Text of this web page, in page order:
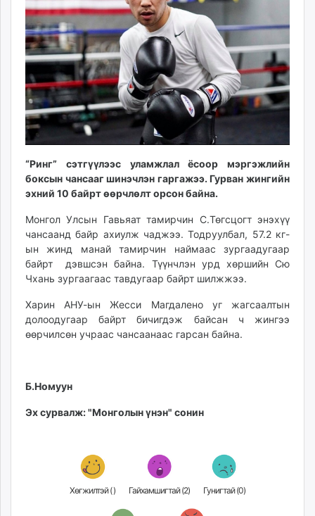
ikon.mn
mnb.mn
Livetv.mn
Eguur.mn
24tsag.mn
shuud.mn
eagle.mn
ergelt.mn
today.mn
ugluu.mn
urlag.mn
unen.mn
asu.mn
shuurhai.mn
unuudur.mn
fact.mn
tumen.mn
tvmongolia.mn
“Ринг” сэтгүүлээс уламжлал ёсоор мэргэжлийн
боксын чансааг шинэчлэн гаргажээ. Гурван жингийн
эхний 10 байрт өөрчлөлт орсон байна.
Монгол Улсын Гавьяат тамирчин С.Төгсцогт энэхүү
чансаанд байр ахиулж чаджээ. Тодруулбал, 57.2 кг-
ын жинд манай тамирчин наймаас зургаадугаар
байрт дэвшсэн байна. Түүнчлэн урд хөршийн Сю
Чхань зургаагаас тавдугаар байрт шилжжээ.
Харин АНУ-ын Жесси Магдалено уг жагсаалтын
долоодугаар байрт бичигдэж байсан ч жингээ
өөрчилсөн учраас чансаанаас гарсан байна.
Б.Номуун
Эх сурвалж: "Монголын үнэн" сонин
Хөгжилтэй () Гайхамшигтай (2) Гунигтай (0)